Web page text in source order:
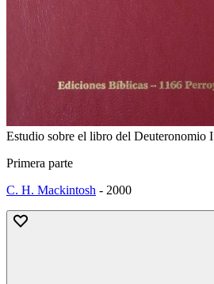
Estudio sobre el libro del Deuteronomio I
Primera parte
C. H. Mackintosh - 2000